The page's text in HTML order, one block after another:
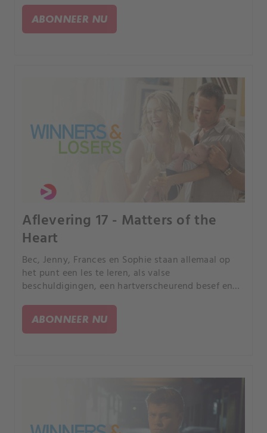
ABONNEER NU
Aflevering 17 - Matters of the
Heart
Bec, Jenny, Frances en Sophie staan allemaal op
het punt een les te leren, als valse
beschuldigingen, een hartverscheurend besef en
zijn kop zetten.
ABONNEER NU